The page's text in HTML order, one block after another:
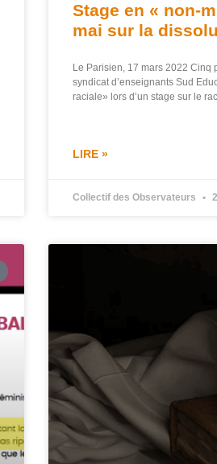
Stage en « non-
mai sur la
Le Parisien, 17 mars 2022
syndicat d’enseignants Sud
raciale» lors d’un stage sur le
LIRE »
Collectif des Observateurs